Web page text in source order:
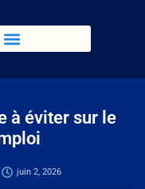
à éviter sur le
juin 2, 2026